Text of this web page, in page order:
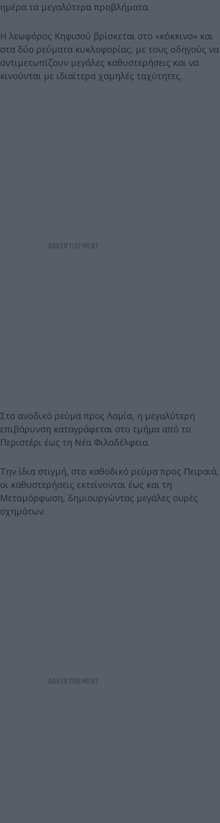
ημέρα τα μεγαλύτερα προβλήματα.
Η λεωφόρος Κηφισού βρίσκεται στο «κόκκινο» και
στα δύο ρεύματα κυκλοφορίας, με τους οδηγούς να
αντιμετωπίζουν μεγάλες καθυστερήσεις και να
κινούνται με ιδιαίτερα χαμηλές ταχύτητες.
Στο ανοδικό ρεύμα προς Λαμία, η μεγαλύτερη
επιβάρυνση καταγράφεται στο τμήμα από το
Περιστέρι έως τη Νέα Φιλαδέλφεια.
Την ίδια στιγμή, στο καθοδικό ρεύμα προς Πειραιά,
οι καθυστερήσεις εκτείνονται έως και τη
Μεταμόρφωση, δημιουργώντας μεγάλες ουρές
οχημάτων.